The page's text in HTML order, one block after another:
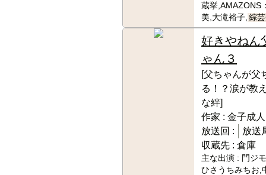
蔵挙,AMAZONS
美,大滝裕子, 綜
好きやねん
ゃん３
[父ちゃんが父
る！？涙が教
な絆]
作家 : 金子成
放送回 :
放送
収蔵先 : 倉庫
主な出演 : 門ジ
ひさうちみちお,